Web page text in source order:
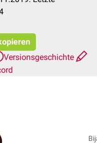
Versionsgeschichte